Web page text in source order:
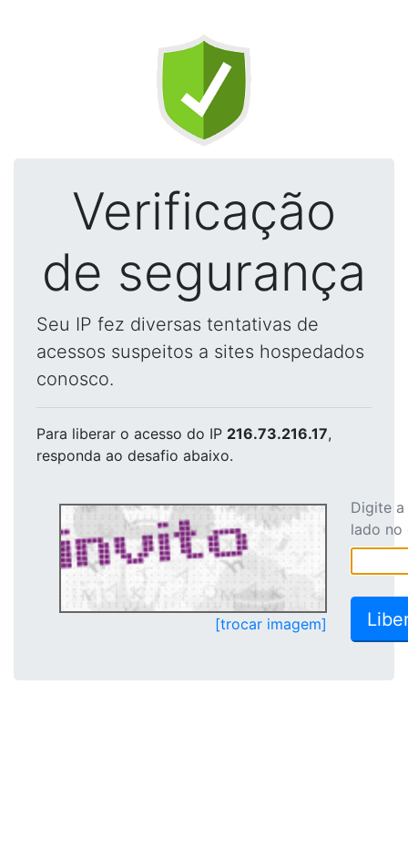
Verificação
de segurança
Seu IP fez diversas tentativas de
acessos suspeitos a sites hospedados
conosco.
Para liberar o acesso do IP 216.73.216.17,
responda ao desafio abaixo.
[trocar imagem]
Digite
lado no